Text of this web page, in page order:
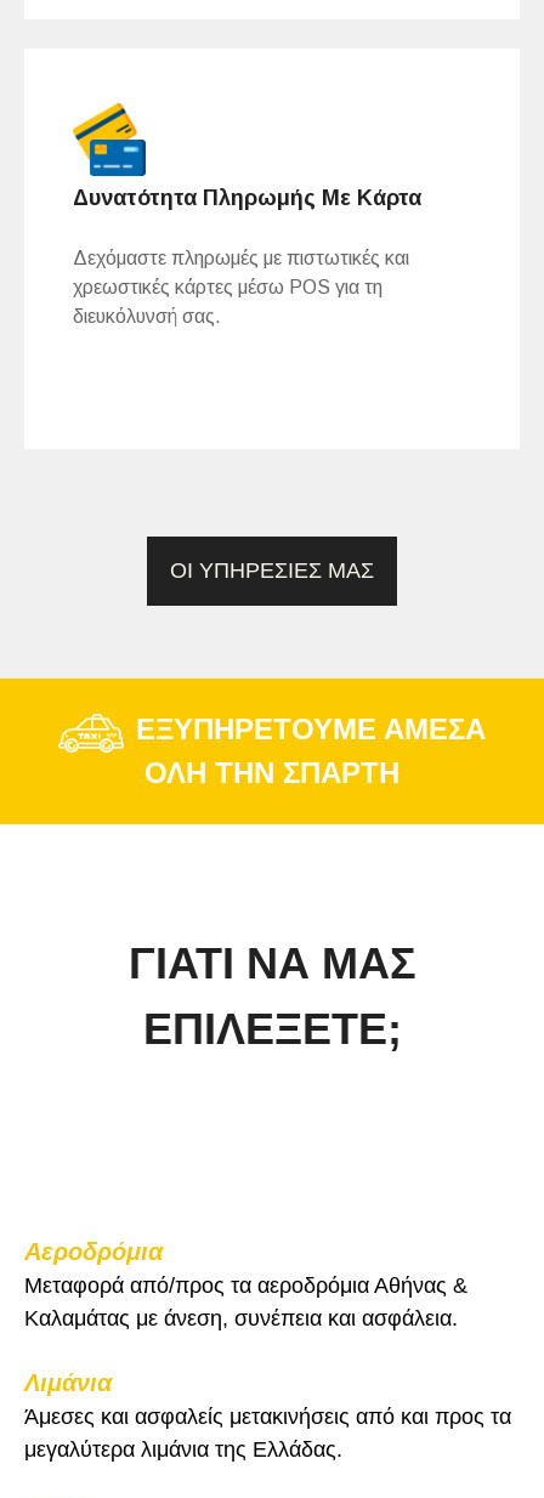
Δυνατότητα Πληρωμής Με Κάρτα
Δεχόμαστε πληρωμές με πιστωτικές και
χρεωστικές κάρτες μέσω POS για τη
διευκόλυνσή σας.
ΟΙ ΥΠΗΡΕΣΙΕΣ ΜΑΣ
ΕΞΥΠΗΡΕΤΟΥΜΕ ΑΜΕΣΑ
ΟΛΗ ΤΗΝ ΣΠΑΡΤΗ
ΓΙΑΤΙ ΝΑ ΜΑΣ
ΕΠΙΛΕΞΕΤΕ;
Αεροδρόμια
Μεταφορά από/προς τα αεροδρόμια Αθήνας &
Καλαμάτας με άνεση, συνέπεια και ασφάλεια.
Λιμάνια
Άμεσες και ασφαλείς μετακινήσεις από και προς τα
μεγαλύτερα λιμάνια της Ελλάδας.